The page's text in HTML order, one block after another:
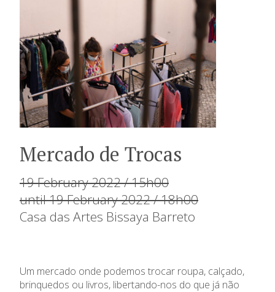
Mercado de Trocas
19 February 2022 / 15h00
until 19 February 2022 / 18h00
Casa das Artes Bissaya Barreto
Um mercado onde podemos trocar roupa, calçado,
brinquedos ou livros, libertando-nos do que já não